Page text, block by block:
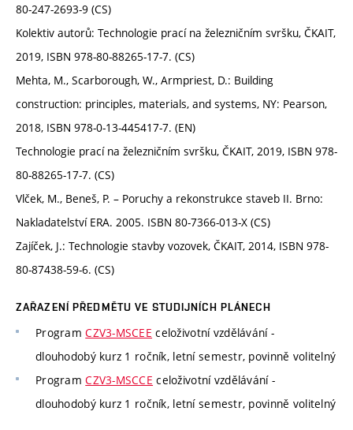
80-247-2693-9 (CS)
Kolektiv autorů: Technologie prací na železničním svršku, ČKAIT,
2019, ISBN 978-80-88265-17-7. (CS)
Mehta, M., Scarborough, W., Armpriest, D.: Building
construction: principles, materials, and systems, NY: Pearson,
2018, ISBN 978-0-13-445417-7. (EN)
Technologie prací na železničním svršku, ČKAIT, 2019, ISBN 978-
80-88265-17-7. (CS)
Vlček, M., Beneš, P. – Poruchy a rekonstrukce staveb II. Brno:
Nakladatelství ERA. 2005. ISBN 80-7366-013-X (CS)
Zajíček, J.: Technologie stavby vozovek, ČKAIT, 2014, ISBN 978-
80-87438-59-6. (CS)
ZAŘAZENÍ PŘEDMĚTU VE STUDIJNÍCH PLÁNECH
ProgramCZV3-MSCEE celoživotní vzdělávání -
dlouhodobý kurz 1 ročník, letní semestr, povinně volitelný
ProgramCZV3-MSCCE celoživotní vzdělávání -
dlouhodobý kurz 1 ročník, letní semestr, povinně volitelný